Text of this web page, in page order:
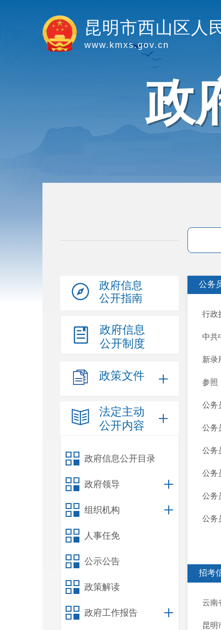
昆明市西山区人
www.kmxs.gov.cn
政
政府信息
公开指南
政府信息
公开制度
政策文件
法定主动
公开内容
政府信息公开目录
政府领导
组织机构
人事任免
公示公告
政策解读
政府工作报告
公务
行政
中共
新录
参照
公务
公务
公务
公务
公务
公务
招考
云南
昆明